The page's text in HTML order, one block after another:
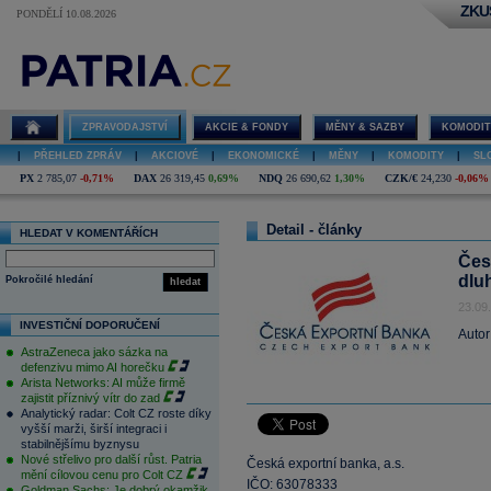
PONDĚLÍ 10.08.2026
ZPRAVODAJSTVÍ AKCIE & FONDY MĚNY & SAZBY
PŘEHLED ZPRÁV AKCIOVÉ EKONOMICKÉ MĚNY KOMODITY
PX 2 785,07 -0,71% DAX 26 319,45 0,69% NDQ 26 690,62 1,30% CZK/€ 24,230 -0,06%
HLEDAT V KOMENTÁŘÍCH
hledat
Pokročilé hledání
INVESTIČNÍ DOPORUČENÍ
AstraZeneca jako sázka na
defenzivu mimo AI horečku
Arista Networks: AI může firmě
zajistit příznivý vítr do zad
Analytický radar: Colt CZ roste díky
vyšší marži, širší integraci i
stabilnějšímu byznysu
Nové střelivo pro další růst. Patria
mění cílovou cenu pro Colt CZ
Detail - články
Česká exportní banka, a.s.
IČO: 63078333